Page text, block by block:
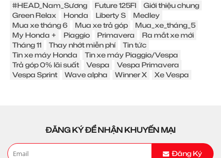
#HEAD_Nam_Sương Future 125FI
Giới thiệu chung
Green Relax
Honda Liberty S
Medley
Mua xe tháng 6
Mua xe trả góp
Mua_xe_tháng_5
My Honda +
Piaggio Primavera
Ra mắt xe mới
Tháng 11
Thay nhớt miễn phí
Tin tức
Tin xe máy Honda
Tin xe máy Piaggio/Vespa
Trả góp 0% lãi suất
Vespa
Vespa Primavera
Vespa Sprint
Wave alpha Winner X Xe Vespa
ĐĂNG KÝ ĐỂ NHẬN KHUYẾN MẠI
Đăng Ký